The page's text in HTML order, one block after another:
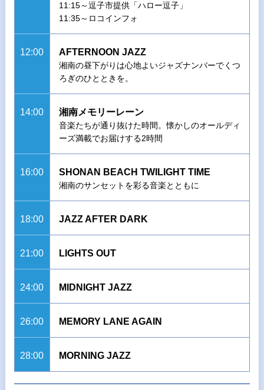
11:15～逗子市提供「ハロー逗子」
11:35～ロコインフォ
12:00 AFTERNOON JAZZ
湘南の昼下がりは心地よいジャズナンバーでくつ
ろぎのひとときを。
14:00 湘南メモリーレーン
音楽たちが通り抜けた時間。懐かしのオールディ
ーズ満載でお届けする2時間
16:00 SHONAN BEACH TWILIGHT TIME
湘南のサンセットを彩る音楽とともに
18:00 JAZZ AFTER DARK
21:00 LIGHTS OUT
24:00 MIDNIGHT JAZZ
26:00 MEMORY LANE AGAIN
28:00 MORNING JAZZ